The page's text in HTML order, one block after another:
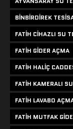
BINBIRDIREK
FATIH CIHAZLI SU
FATIH GIDER AÇMA
FATIH HALIÇ
FATIH KAMERALI
FATIH LAVABO
FATIH MUTFAK